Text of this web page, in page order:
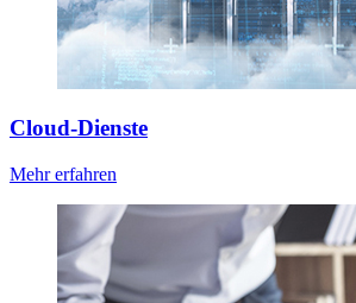
Cloud-Dienste
Mehr erfahren